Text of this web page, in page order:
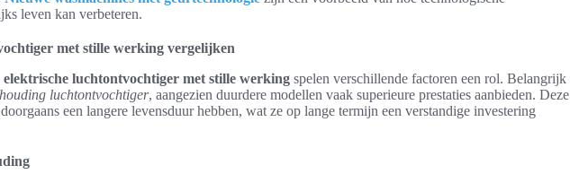
leven kan verbeteren.
met stille werking vergelijken
elektrische luchtontvochtiger met stille werking spelen verschillende factoren een rol. Belangrijk
luchtontvochtiger, aangezien duurdere modellen vaak superieure prestaties aanbieden. Deze
een langere levensduur hebben, wat ze op lange termijn een verstandige investering